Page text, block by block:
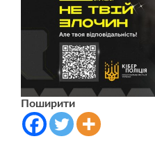
Поширити